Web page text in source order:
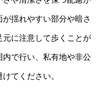
揺れやすい部分や暗さ
に注意して歩くことが
で行い、私有地や非公
てください。